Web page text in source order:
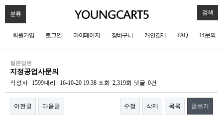
분류 검색
회원가입 로그인 마이페이지 장바구니 개인결제 FAQ 1:1문의
질문답변
지정공업사문의
작성자 1599대리 16-10-20 19:38 조회 2,319회 댓글 0건
이전글 다음글 수정 삭제 목록 글쓰기